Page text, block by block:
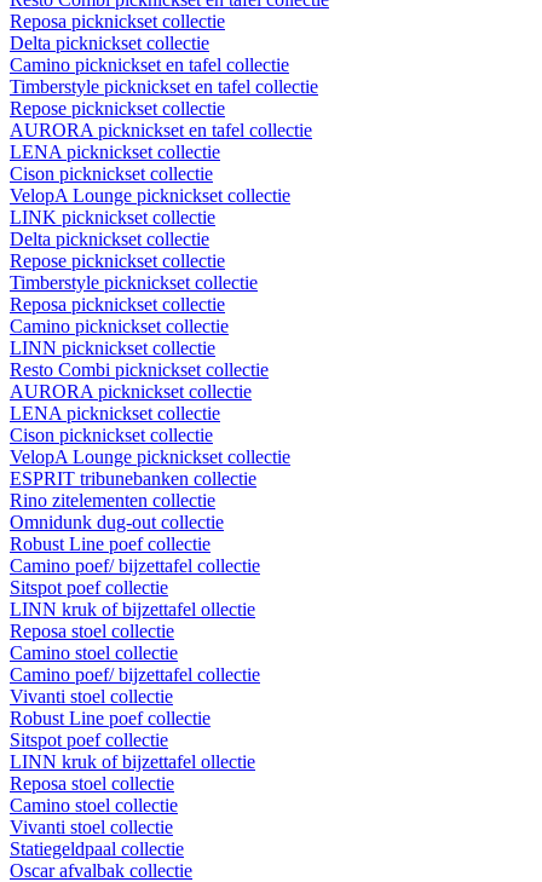
Reposa picknickset collectie
Delta picknickset collectie
Camino picknickset en tafel collectie
Timberstyle picknickset en tafel collectie
Repose picknickset collectie
AURORA picknickset en tafel collectie
LENA picknickset collectie
Cison picknickset collectie
VelopA Lounge picknickset collectie
LINK picknickset collectie
Delta picknickset collectie
Repose picknickset collectie
Timberstyle picknickset collectie
Reposa picknickset collectie
Camino picknickset collectie
LINN picknickset collectie
Resto Combi picknickset collectie
AURORA picknickset collectie
LENA picknickset collectie
Cison picknickset collectie
VelopA Lounge picknickset collectie
ESPRIT tribunebanken collectie
Rino zitelementen collectie
Omnidunk dug-out collectie
Robust Line poef collectie
Camino poef/ bijzettafel collectie
Sitspot poef collectie
LINN kruk of bijzettafel ollectie
Reposa stoel collectie
Camino stoel collectie
Camino poef/ bijzettafel collectie
Vivanti stoel collectie
Robust Line poef collectie
Sitspot poef collectie
LINN kruk of bijzettafel ollectie
Reposa stoel collectie
Camino stoel collectie
Vivanti stoel collectie
Statiegeldpaal collectie
Oscar afvalbak collectie